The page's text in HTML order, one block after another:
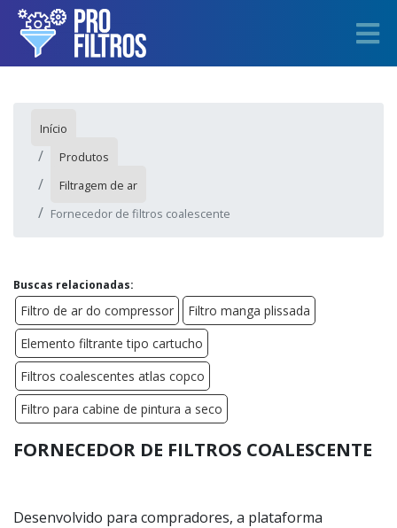
Início
Produtos
Filtragem de ar
Fornecedor de filtros coalescente
Buscas relacionadas:
Filtro de ar do compressor
Filtro manga plissada
Elemento filtrante tipo cartucho
Filtros coalescentes atlas copco
Filtro para cabine de pintura a seco
FORNECEDOR DE FILTROS COALESCENTE
Desenvolvido para compradores, a plataforma